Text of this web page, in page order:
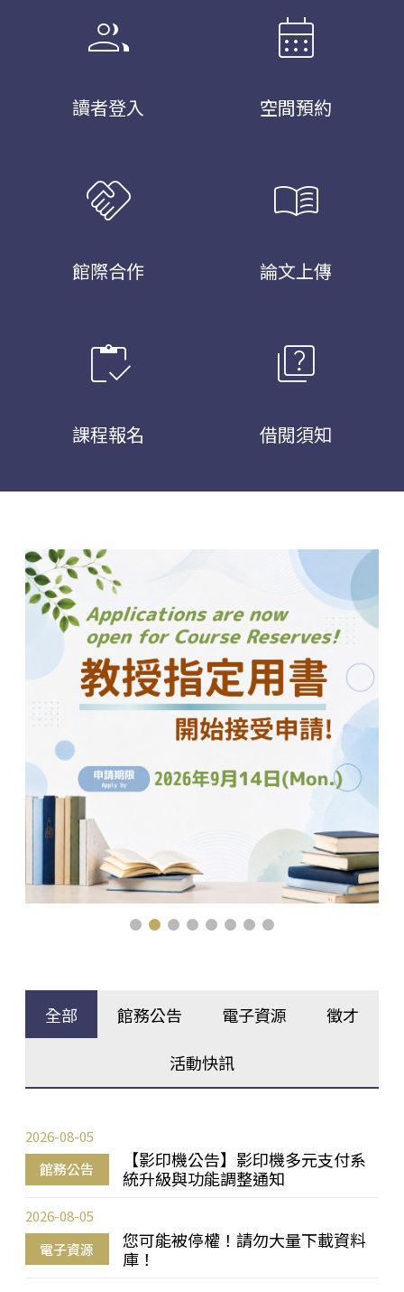
group
讀者登入
calendar_month
空間預約
handshake
館際合作
menu_book
論文上傳
inventory
課程報名
quiz
借閱須知
全部 館務公告 電子資源 徵才
活動快訊
館務公告
【影印機公告】影印機多元支付系
統升級與功能調整通知
2026-08-05
電子資源
您可能被停權！請勿大量下載資料
庫！
2026-08-05